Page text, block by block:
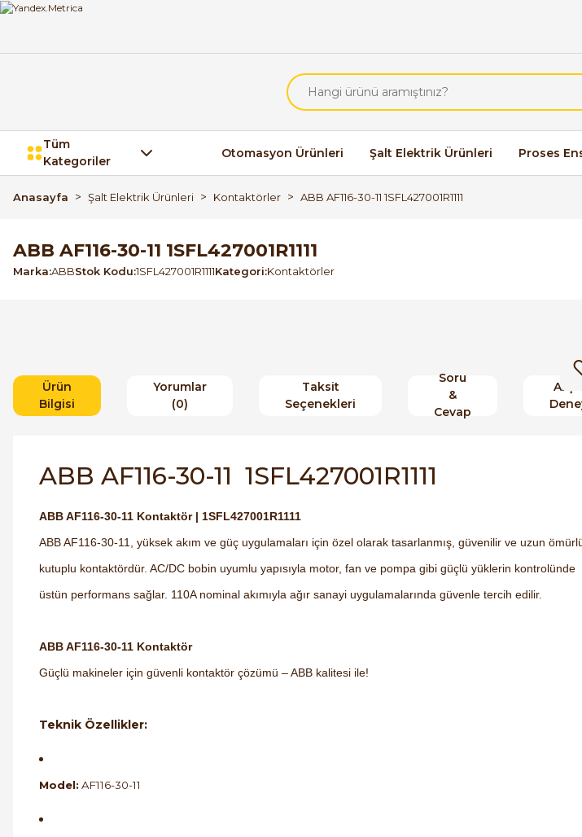
Tüm
Kategoriler
Otomasyon Ürünleri Şalt Elektrik Ürünleri Proses
Anasayfa Şalt Elektrik Ürünleri Kontaktörler ABB AF116-30-11 1SFL427001R1111
ABB AF116-30-11 1SFL427001R1111
Marka ABBStok Kodu 1SFL427001R1111Kategori Kontaktörler
Ürün
Bilgisi
Yorumlar
(0)
Taksit
Seçenekleri
Soru
&
Cevap
ABB AF116-30-11 1SFL427001R1111
ABB AF116-30-11 Kontaktör | 1SFL427001R1111
ABB AF116-30-11, yüksek akım ve güç uygulamaları için özel olarak tasarlanmış, güvenilir ve uzun
kutuplu kontaktördür. AC/DC bobin uyumlu yapısıyla motor, fan ve pompa gibi güçlü yüklerin kontrolünde
üstün performans sağlar. 110A nominal akımıyla ağır sanayi uygulamalarında güvenle tercih edilir.
ABB AF116-30-11 Kontaktör
Güçlü makineler için güvenli kontaktör çözümü – ABB kalitesi ile!
Teknik Özellikler:
Model: AF116-30-11